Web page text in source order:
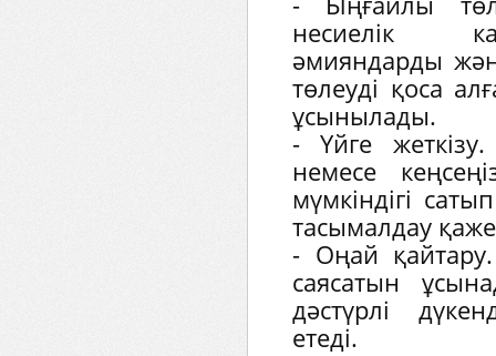
несиелік
әмияндарды
төлеуді қоса
ұсынылады.
- Үйге жеткізу.
немесе
мүмкіндігі
тасымалдау
- Оңай қайтару.
саясатын
дәстүрлі
етеді.